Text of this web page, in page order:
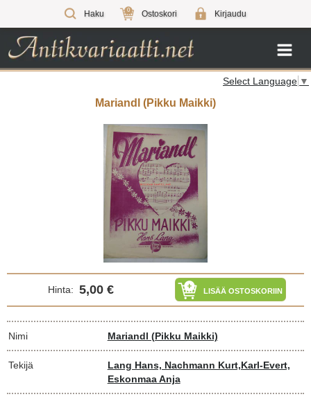
Haku 0 Ostoskori Kirjaudu
Select Language ▼
Mariandl (Pikku Maikki)
Hinta: 5,00 € LISÄÄ OSTOSKORIIN
Nimi Mariandl (Pikku Maikki)
Tekijä
Lang Hans, Nachmann Kurt,Karl-Evert,
Eskonmaa Anja